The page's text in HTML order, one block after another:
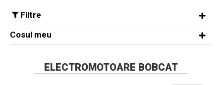
Filtre
Cosul meu
ELECTROMOTOARE BOBCAT